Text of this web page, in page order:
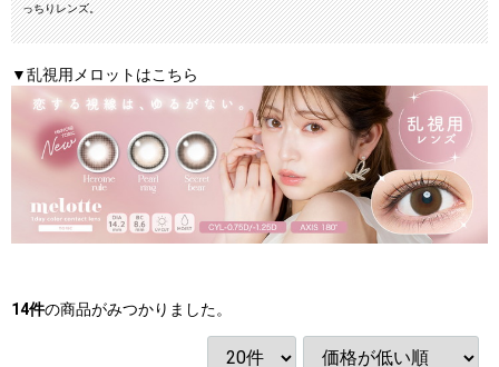
っちりレンズ。
▼乱視用メロットはこちら
14件の商品がみつかりました。